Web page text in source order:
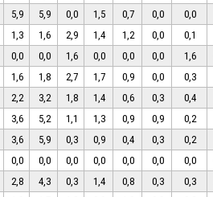
5,9 5,9 0,0 1,5 0,7 0,0 0,0
1,3 1,6 2,9 1,4 1,2 0,0 0,1
0,0 0,0 1,6 0,0 0,0 0,0 1,6
1,6 1,8 2,7 1,7 0,9 0,0 0,3
2,2 3,2 1,8 1,4 0,6 0,3 0,4
3,6 5,2 1,1 1,3 0,9 0,9 0,2
3,6 5,9 0,3 0,9 0,4 0,3 0,2
0,0 0,0 0,0 0,0 0,0 0,0 0,0
2,8 4,3 0,3 1,4 0,8 0,3 0,3